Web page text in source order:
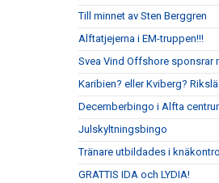
Till minnet av Sten Berggren
Alftatjejerna i EM-truppen!!!
Svea Vind Offshore sponsrar
Karibien? eller Kviberg?
Decemberbingo i Alfta
Julskyltningsbingo
Tränare utbildades i knäkontroll
GRATTIS IDA och LYDIA!